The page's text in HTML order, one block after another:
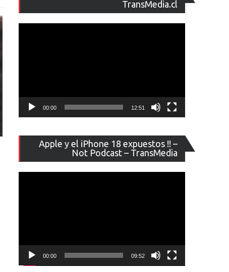
TransMedia.cl
de
vídeo
00:00 12:51
Apple y el iPhone 18 expuestos !! –
Not Podcast – TransMedia
de
vídeo
00:00 09:52